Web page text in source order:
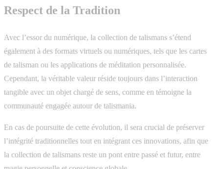
Respect de la Tradition
Avec l’essor du numérique, la collection de talismans s’étend
également à des formats virtuels ou numériques, tels que les cartes
de talisman ou les applications de méditation personnalisée.
Cependant, la véritable valeur réside toujours dans l’interaction
tangible avec un objet chargé de sens, comme en témoigne la
communauté engagée autour de talismania.
En cas de poursuite de cette évolution, il sera crucial de préserver
l’intégrité traditionnelles tout en intégrant ces innovations, afin que
la collection de talismans reste un pont entre passé et futur, entre